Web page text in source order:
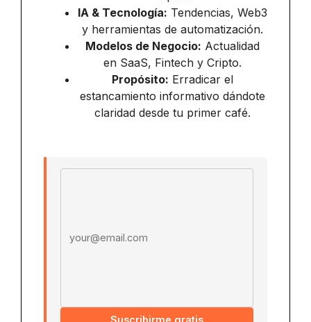
IA & Tecnología: Tendencias, Web3
y herramientas de automatización.
Modelos de Negocio: Actualidad
en SaaS, Fintech y Cripto.
Propósito: Erradicar el
estancamiento informativo dándote
claridad desde tu primer café.
Suscribirme gratis